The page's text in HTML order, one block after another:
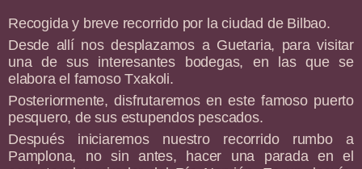
Recogida y breve recorrido por la ciudad de Bilbao.
Desde allí nos desplazamos a Guetaria, para visitar
una de sus interesantes bodegas, en las que se
elabora el famoso Txakoli.
Posteriormente, disfrutaremos en este famoso puerto
pesquero, de sus estupendos pescados.
Después iniciaremos nuestro recorrido rumbo a
Pamplona, no sin antes, hacer una parada en el